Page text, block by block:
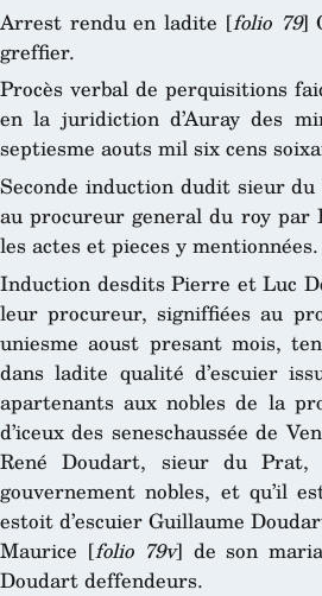
Arrest rendu en ladite [folio 79]
greffier.
Procès verbal de perquisitions
en la juridiction d’Auray des
septiesme aouts mil six cens
Seconde induction dudit sieur
au procureur general du roy
les actes et pieces y mentionnées.
Induction desdits Pierre et Luc
leur procureur, signiffiées au
uniesme aoust presant mois,
dans ladite qualité d’escuier
apartenants aux nobles de la
d’iceux des seneschaussée de
René Doudart, sieur du
gouvernement nobles, et qu’il
estoit d’escuier Guillaume
Maurice [folio 79v] de son
Doudart deffendeurs.